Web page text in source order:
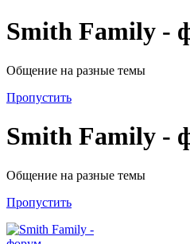
Smith Family -
Общение на разные темы
Пропустить
Smith Family -
Общение на разные темы
Пропустить